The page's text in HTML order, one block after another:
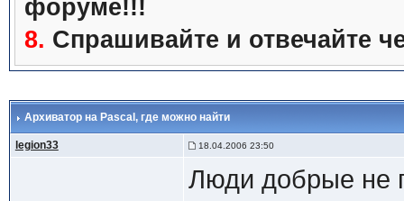
форуме!!!
8. Спрашивайте и отвечайте
Архиватор на Pascal , где можно найти
legion33 18.04.2006 23:50
Люди добрые не